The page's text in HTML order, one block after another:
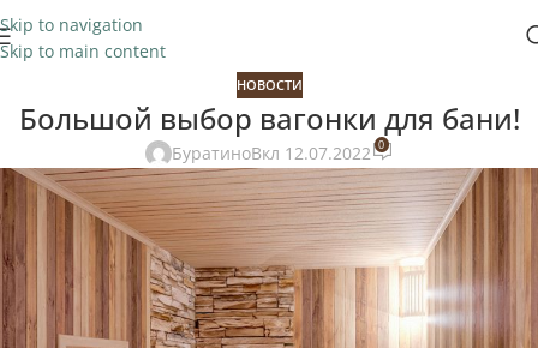
Skip to navigation
Skip to main content
НОВОСТИ
Большой выбор вагонки для бани!
БуратиноВкл 12.07.2022 0